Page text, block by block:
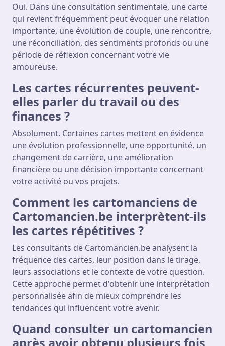
Oui. Dans une consultation sentimentale, une carte
qui revient fréquemment peut évoquer une relation
importante, une évolution de couple, une rencontre,
une réconciliation, des sentiments profonds ou une
période de réflexion concernant votre vie
amoureuse.
Les cartes récurrentes peuvent-
elles parler du travail ou des
finances ?
Absolument. Certaines cartes mettent en évidence
une évolution professionnelle, une opportunité, un
changement de carrière, une amélioration
financière ou une décision importante concernant
votre activité ou vos projets.
Comment les cartomanciens de
Cartomancien.be interprètent-ils
les cartes répétitives ?
Les consultants de Cartomancien.be analysent la
fréquence des cartes, leur position dans le tirage,
leurs associations et le contexte de votre question.
Cette approche permet d'obtenir une interprétation
personnalisée afin de mieux comprendre les
tendances qui influencent votre avenir.
Quand consulter un cartomancien